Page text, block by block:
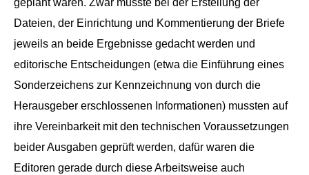
geplant waren. Zwar musste bei der Erstellung der
Dateien, der Einrichtung und Kommentierung der Briefe
jeweils an beide Ergebnisse gedacht werden und
editorische Entscheidungen (etwa die Einführung eines
Sonderzeichens zur Kennzeichnung von durch die
Herausgeber erschlossenen Informationen) mussten auf
ihre Vereinbarkeit mit den technischen Voraussetzungen
beider Ausgaben geprüft werden, dafür waren die
Editoren gerade durch diese Arbeitsweise auch